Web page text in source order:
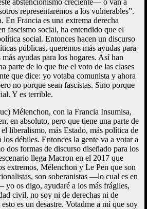
representaremos a los vulnerables”.
En Francia es una extrema derecha
fascismo social, ha entendido que el
social. Entonces hacen un discurso
públicas, queremos más ayudas para
ayudas para los hogares. Así han
parte de lo que fue el voto de las clases
que dice: yo votaba comunista y ahora
no porque sean fascistas. Sino porque
Y es terrible.
Mélenchon, con la Francia Insumisa,
en absoluto, pero que tiene una parte de
liberalismo, más Estado, más política de
débiles. Entonces la gente va a votar a
dos formas de discurso diseñado para los
llega Macron en el 2017 que
extremos, Mélenchon y Le Pen que son
son soberanistas —lo cual es en
yo os digo, ayudaré a los más frágiles,
civil, no soy ni de derechas ni de
es un desastre. Votadme a mí que soy